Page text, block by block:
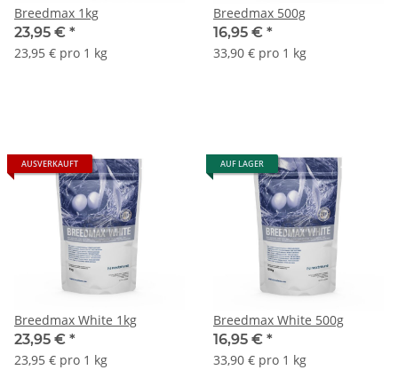
Breedmax 1kg
23,95 € *
23,95 € pro 1 kg
Breedmax 500g
16,95 € *
33,90 € pro 1 kg
AUSVERKAUFT
Breedmax White 1kg
23,95 € *
23,95 € pro 1 kg
AUF LAGER
Breedmax White 500g
16,95 € *
33,90 € pro 1 kg